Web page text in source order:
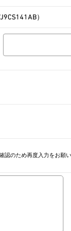
）
認のため再度入力をお願